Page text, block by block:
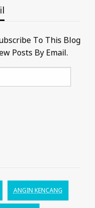
To This Blog
Posts By Email.
ANGIN KENCANG